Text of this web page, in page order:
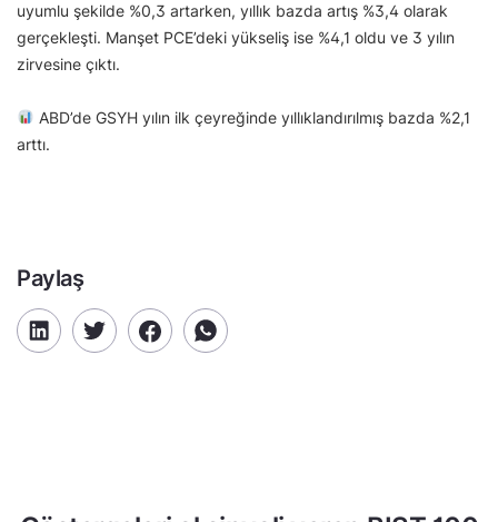
uyumlu şekilde %0,3 artarken, yıllık bazda artış %3,4 olarak
gerçekleşti. Manşet PCE’deki yükseliş ise %4,1 oldu ve 3 yılın
zirvesine çıktı.
ABD’de GSYH yılın ilk çeyreğinde yıllıklandırılmış bazda %2,1
arttı.
Paylaş